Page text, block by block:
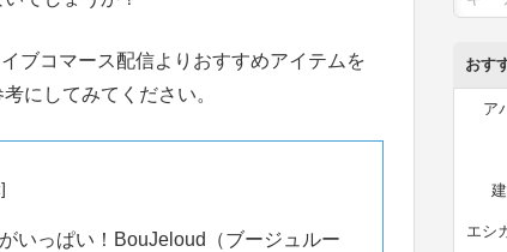
イブコマース配信よりおすすめアイテムを
にしてみてください。
]
いっぱい！BouJeloud（ブージュルー
おす
ア
エシ